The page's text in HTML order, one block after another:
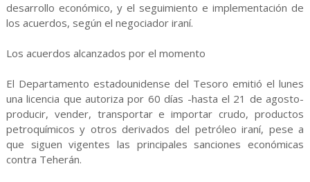
desarrollo económico, y el seguimiento e implementación de
los acuerdos, según el negociador iraní.
Los acuerdos alcanzados por el momento
El Departamento estadounidense del Tesoro emitió el lunes
una licencia que autoriza por 60 días -hasta el 21 de agosto-
producir, vender, transportar e importar crudo, productos
petroquímicos y otros derivados del petróleo iraní, pese a
que siguen vigentes las principales sanciones económicas
contra Teherán.